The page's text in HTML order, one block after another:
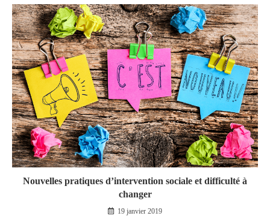
Nouvelles pratiques d’intervention sociale et difficulté à
changer
19 janvier 2019